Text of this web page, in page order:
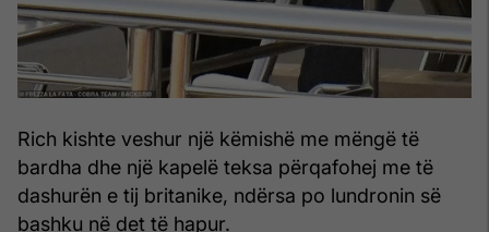
Rich kishte veshur një këmishë me mëngë të
bardha dhe një kapelë teksa përqafohej me të
dashurën e tij britanike, ndërsa po lundronin së
bashku në det të hapur.